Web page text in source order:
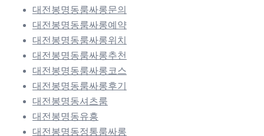
대전봉명동룸싸롱문의
대전봉명동룸싸롱예약
대전봉명동룸싸롱위치
대전봉명동룸싸롱추천
대전봉명동룸싸롱코스
대전봉명동룸싸롱후기
대전봉명동셔츠룸
대전봉명동유흥
대전봉명동정통룸싸롱